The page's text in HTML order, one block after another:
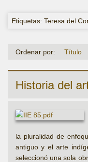
Etiquetas: Teresa del
Ordenar por: Título
Historia del
la pluralidad de
antiguo y el arte
seleccionó una sola